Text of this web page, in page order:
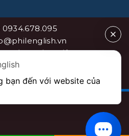
0934.678.095
PhilEnglish Việt Nam
khi sao chép bài viết. Sơ đồ
sitemap
bạn đến với website của